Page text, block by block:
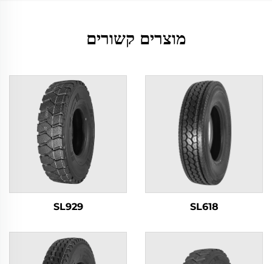
מוצרים קשורים
SL618
SL929